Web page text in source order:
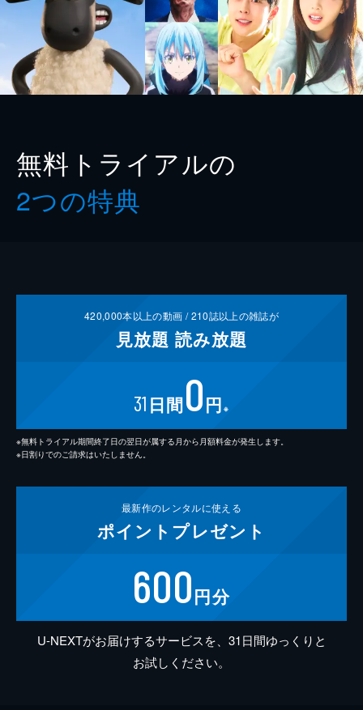
無料トライアルの
2つの特典
420,000本以上の動画 /210誌以上の雑誌が
見放題 読み放題
31 日間0円 ※
※無料トライアル期間終了日の翌日が属する月から月額料金が発生します。
※日割りでのご請求はいたしません。
最新作のレンタルに使える
ポイント プレゼント
600円分
U-NEXTがお届けするサービスを、31日間ゆっくりと
お試しください。